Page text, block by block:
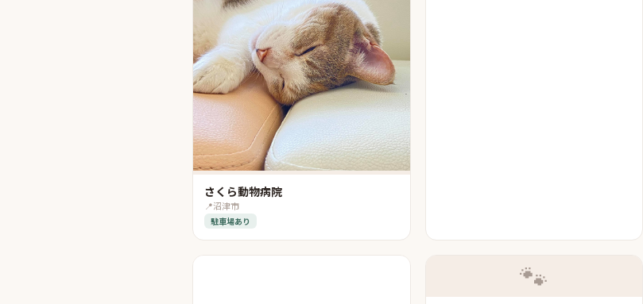
さくら動物病院
📍沼津市
駐車場あり
🐾